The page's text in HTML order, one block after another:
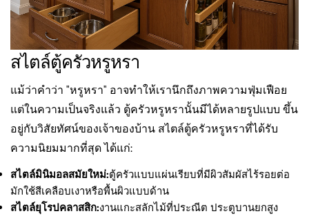
สไตล์ตู้ครัวหรูหรา
แม้ว่าคำว่า "หรูหรา" อาจทำให้เรานึกถึงภาพความฟุ่มเฟือย
แต่ในความเป็นจริงแล้ว ตู้ครัวหรูหรานั้นมีได้หลายรูปแบบ ขึ้น
อยู่กับวิสัยทัศน์ของเจ้าของบ้าน สไตล์ตู้ครัวหรูหราที่ได้รับ
ความนิยมมากที่สุด ได้แก่:
สไตล์มินิมอลสมัยใหม่:ตู้ครัวแบบแผ่นเรียบที่มีผิวสัมผัสไร้รอยต่อ
มักใช้สีเคลือบเงาหรือพื้นผิวแบบด้าน
สไตล์ยุโรปคลาสสิก:งานแกะสลักไม้ที่ประณีต ประตูบานยกสูง